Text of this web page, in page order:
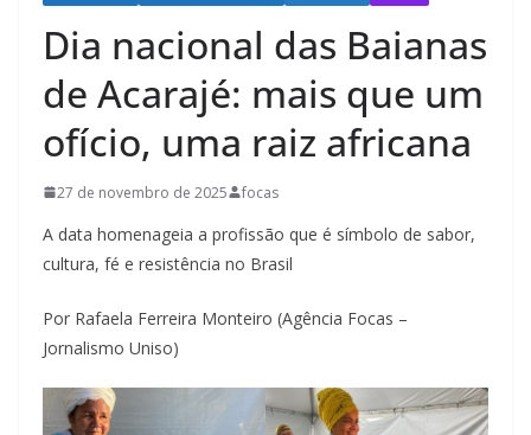
Dia nacional das Baianas
de Acarajé: mais que um
ofício, uma raiz africana
27 de novembro de 2025 focas
A data homenageia a profissão que é símbolo de sabor,
cultura, fé e resistência no Brasil
Por Rafaela Ferreira Monteiro (Agência Focas –
Jornalismo Uniso)